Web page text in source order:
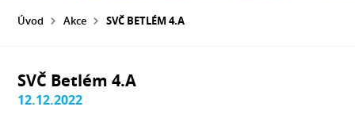
Úvod Akce SVČ BETLÉM 4.A
SVČ Betlém 4.A
12.12.2022